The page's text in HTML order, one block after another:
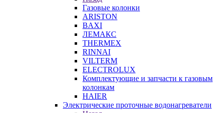
Газовые колонки
ARISTON
BAXI
ЛЕМАКС
THERMEX
RINNAI
VILTERM
ELECTROLUX
Комплектующие и запчасти к газовым
колонкам
HAIER
Электрические проточные водонагреватели